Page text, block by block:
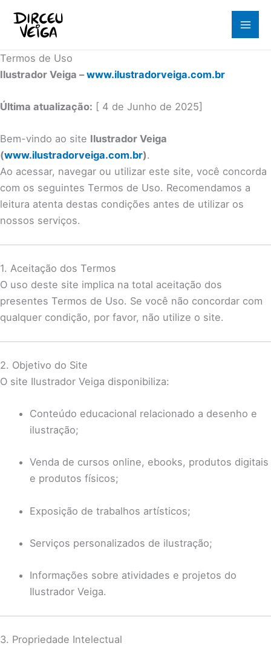
para
conteúdo
Termos de Uso
Ilustrador Veiga –www.ilustradorveiga.com.br
Última atualização: [ 4 de Junho de 2025]
Bem-vindo ao site Ilustrador Veiga
(www.ilustradorveiga.com.br).
Ao acessar, navegar ou utilizar este site, você concorda
com os seguintes Termos de Uso. Recomendamos a
leitura atenta destas condições antes de utilizar os
nossos serviços.
1. Aceitação dos Termos
O uso deste site implica na total aceitação dos
presentes Termos de Uso. Se você não concordar com
qualquer condição, por favor, não utilize o site.
2. Objetivo do Site
O site Ilustrador Veiga disponibiliza:
Conteúdo educacional relacionado a desenho e
ilustração;
Venda de cursos online, ebooks, produtos digitais
e produtos físicos;
Exposição de trabalhos artísticos;
Serviços personalizados de ilustração;
Informações sobre atividades e projetos do
Ilustrador Veiga.
3. Propriedade Intelectual